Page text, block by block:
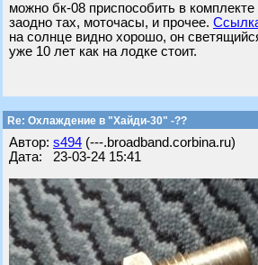
можно бк-08 приспособить в
заодно тах, моточасы, и прочее.
на солнце видно хорошо, он
уже 10 лет как на лодке стоит.
Re: Охлаждение в "Хайди-30" -??
Автор: s494 (---.broadband.corbina.ru)
Дата: 23-03-24 15:41